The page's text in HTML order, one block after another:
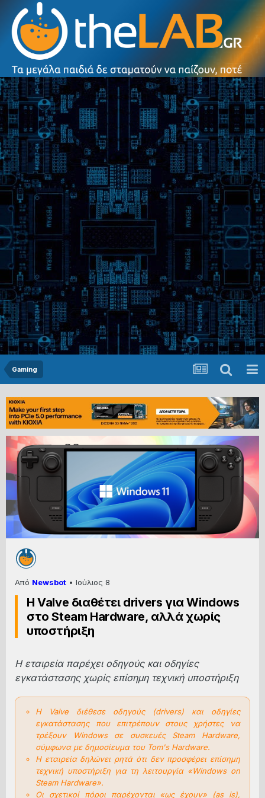
Gaming
Από Newsbot • Ιούλιος 8
Η Valve διαθέτει drivers για Windows
στο Steam Hardware, αλλά χωρίς
υποστήριξη
Η εταιρεία παρέχει οδηγούς και οδηγίες
εγκατάστασης χωρίς επίσημη τεχνική υποστήριξη
Η Valve διέθεσε οδηγούς (drivers) και οδηγίες
εγκατάστασης που επιτρέπουν στους χρήστες να
τρέξουν Windows σε συσκευές Steam Hardware,
σύμφωνα με δημοσίευμα του Tom's Hardware.
Η εταιρεία δηλώνει ρητά ότι δεν προσφέρει επίσημη
τεχνική υποστήριξη για τη λειτουργία «Windows on
Steam Hardware».
Οι σχετικοί πόροι παρέχονται «ως έχουν» (as is),